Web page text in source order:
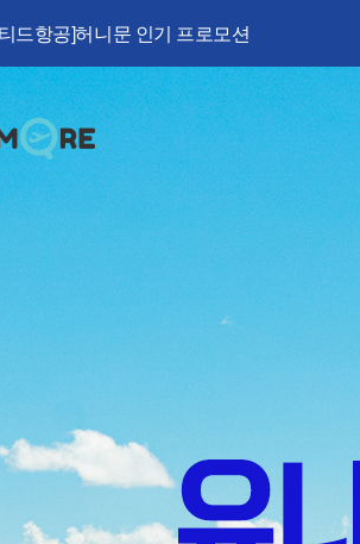
드항공]허니문 인기 프로모션